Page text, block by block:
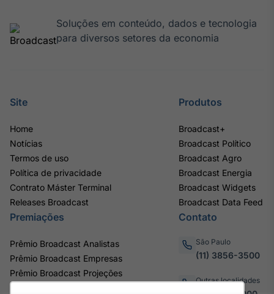
Soluções em conteúdo, dados e tecnologia
para diversos setores da economia
Site
Home
Notícias
Termos de uso
Política de privacidade
Contrato Máster Terminal
Releases Broadcast
Produtos
Broadcast+
Broadcast Político
Broadcast Agro
Broadcast Energia
Broadcast Widgets
Broadcast Data Feed
Premiações
Prêmio Broadcast Analistas
Prêmio Broadcast Empresas
Prêmio Broadcast Projeções
Contato
São Paulo
(11) 3856-3500
Outras localidades